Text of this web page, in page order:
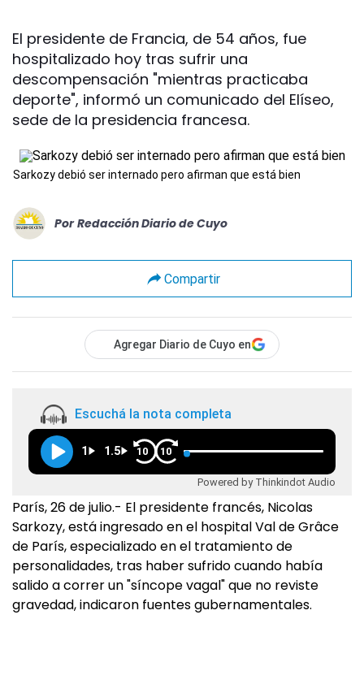
El presidente de Francia, de 54 años, fue
hospitalizado hoy tras sufrir una
descompensación "mientras practicaba
deporte", informó un comunicado del Elíseo,
sede de la presidencia francesa.
Sarkozy debió ser internado pero afirman que está bien
Por Redacción Diario de Cuyo
Compartir
Agregar Diario de Cuyo en
Escuchá la nota completa
1 1.5 10 10
Powered by Thinkindot Audio
París, 26 de julio.- El presidente francés, Nicolas
Sarkozy, está ingresado en el hospital Val de Grâce
de París, especializado en el tratamiento de
personalidades, tras haber sufrido cuando había
salido a correr un "síncope vagal" que no reviste
gravedad, indicaron fuentes gubernamentales.